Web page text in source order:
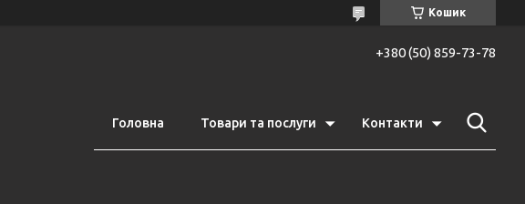
Кошик
+380 (50) 859-73-78
Головна Товари та послуги Контакти